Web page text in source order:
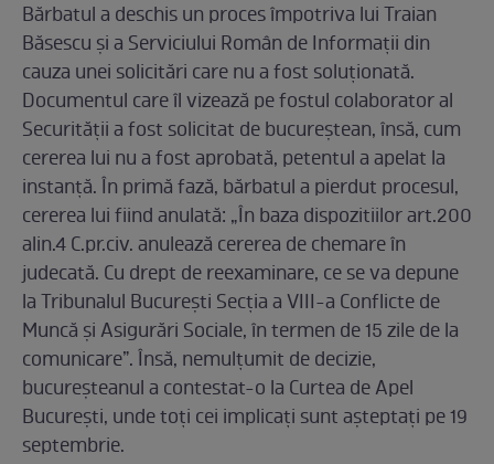
Bărbatul a deschis un proces împotriva lui Traian
Băsescu și a Serviciului Român de Informații din
cauza unei solicitări care nu a fost soluționată.
Documentul care îl vizează pe fostul colaborator al
Securității a fost solicitat de bucureștean, însă, cum
cererea lui nu a fost aprobată, petentul a apelat la
instanță. În primă fază, bărbatul a pierdut procesul,
cererea lui fiind anulată: „În baza dispozitiilor art.200
alin.4 C.pr.civ. anulează cererea de chemare în
judecată. Cu drept de reexaminare, ce se va depune
la Tribunalul Bucureşti Secția a VIII-a Conflicte de
Muncă și Asigurări Sociale, în termen de 15 zile de la
comunicare”. Însă, nemulțumit de decizie,
bucureșteanul a contestat-o la Curtea de Apel
București, unde toți cei implicați sunt așteptați pe 19
septembrie.